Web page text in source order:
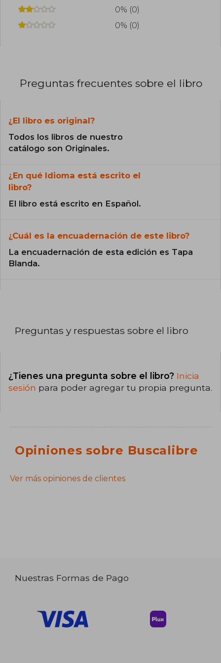
0% (0)
0% (0)
Preguntas frecuentes sobre el libro
¿El libro es original?
Todos los libros de nuestro
catálogo son Originales.
¿En qué Idioma está escrito el
libro?
El libro está escrito en Español.
¿Cuál es la encuadernación de este libro?
La encuadernación de esta edición es Tapa
Blanda.
Preguntas y respuestas sobre el libro
¿Tienes una pregunta sobre el libro? Inicia
sesión para poder agregar tu propia pregunta.
Opiniones sobre Buscalibre
Ver más opiniones de clientes
Nuestras Formas de Pago